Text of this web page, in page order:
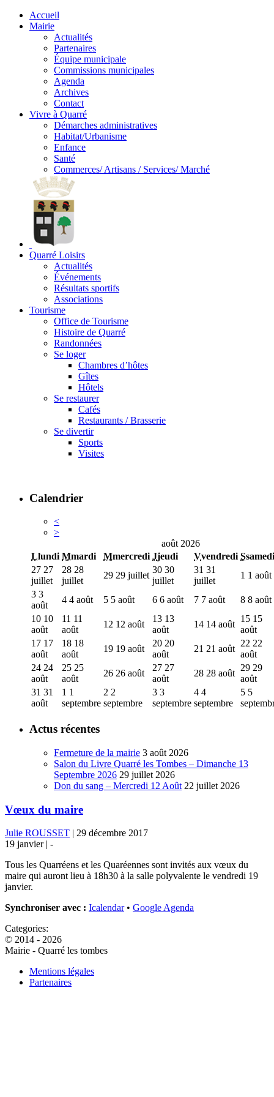
Accueil
Mairie
Actualités
Partenaires
Équipe municipale
Commissions municipales
Agenda
Archives
Contact
Vivre à Quarré
Démarches administratives
Habitat/Urbanisme
Enfance
Santé
Commerces/ Artisans / Services/ Marché
Quarré Loisirs
Actualités
Événements
Résultats sportifs
Associations
Tourisme
Office de Tourisme
Histoire de Quarré
Randonnées
Se loger
Chambres d’hôtes
Gîtes
Hôtels
Se restaurer
Cafés
Restaurants / Brasserie
Se divertir
Sports
Visites
Calendrier
<
>
août 2026
Llundi Mmardi Mmercredi Jjeudi Vvendredi Ssamedi
27 27
juillet
28 28
juillet
29 29 juillet
30 30
juillet
31 31
juillet
1 1 août
3 3
août
4 4 août 5 5 août 6 6 août 7 7 août 8 8 août
10 10
août
11 11
août
12 12 août
13 13
août
14 14 août
15 15
août
17 17
août
18 18
août
19 19 août
20 20
août
21 21 août
22 22
août
24 24
août
25 25
août
26 26 août
27 27
août
28 28 août
29 29
août
31 31
août
1 1
septembre
2 2
septembre
3 3
septembre
4 4
septembre
5 5
Actus récentes
Fermeture de la mairie 3 août 2026
Salon du Livre Quarré les Tombes – Dimanche 13
Septembre 2026 29 juillet 2026
Don du sang – Mercredi 12 Août 22 juillet 2026
Vœux du maire
Julie ROUSSET | 29 décembre 2017
19 janvier | -
Tous les Quarréens et les Quaréennes sont invités aux vœux du
maire qui auront lieu à 18h30 à la salle polyvalente le vendredi 19
janvier.
Synchroniser avec : Icalendar• Google Agenda
Categories:
© 2014 - 2026
Mairie - Quarré les tombes
Mentions légales
Partenaires